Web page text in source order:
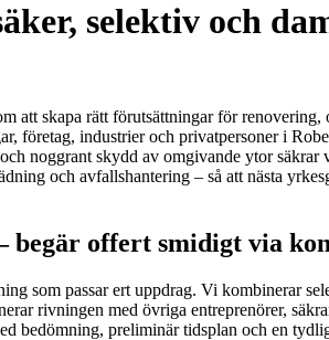
selektiv och
att skapa rätt förutsättningar för
företag, industrier och privatpersoner i
noggrant skydd av omgivande ytor
och avfallshantering – så att nästa
begär offert smidigt via
som passar ert uppdrag. Vi kombinerar
rivningen med övriga entreprenörer,
bedömning, preliminär tidsplan och en